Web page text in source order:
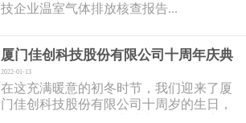
技企业温室气体排放核查报告...
厦门佳创科技股份有限公司十周年庆典
2022-01-13
在这充满暖意的初冬时节，我们迎来了厦
门佳创科技股份有限公司十周岁的生日，